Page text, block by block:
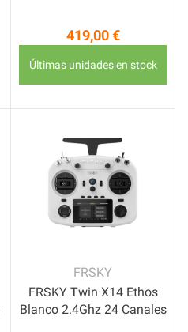
Precio
419,00 €
Últimas unidades en stock
FRSKY
FRSKY Twin X14 Ethos
Blanco 2.4Ghz 24 Canales